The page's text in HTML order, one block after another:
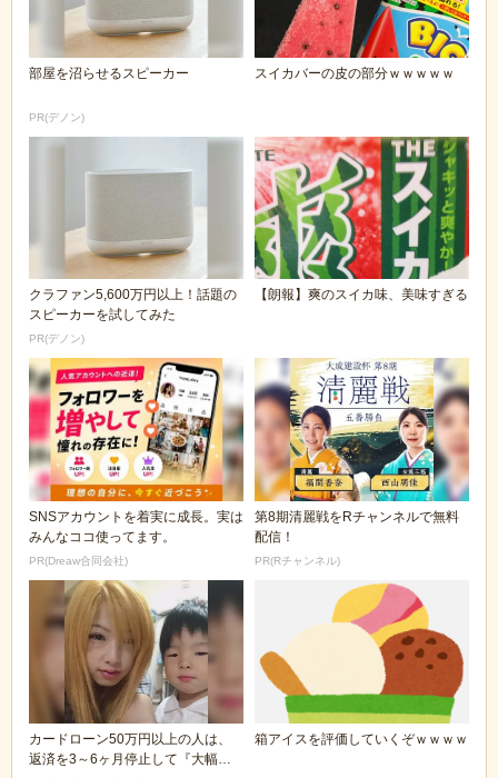
部屋を沼らせるスピーカー
PR(デノン)
スイカバーの皮の部分ｗｗｗｗｗ
クラファン5,600万円以上！話題の
スピーカーを試してみた
PR(デノン)
【朗報】爽のスイカ味、美味すぎる
SNSアカウントを着実に成長。実は
みんなココ使ってます。
PR(Dreaw合同会社)
第8期清麗戦をRチャンネルで無料
配信！
PR(Rチャンネル)
カードローン50万円以上の人は、
返済を3～6ヶ月停止して『大幅に
箱アイスを評価していくぞｗｗｗｗ